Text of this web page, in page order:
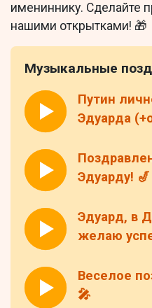
имениннику. Сделайте
нашими открытками! 🎁
Музыкальные
Путин
Эдуарда
Эдуарду! 🎷
Эдуард, в
желаю
Веселое
🎤